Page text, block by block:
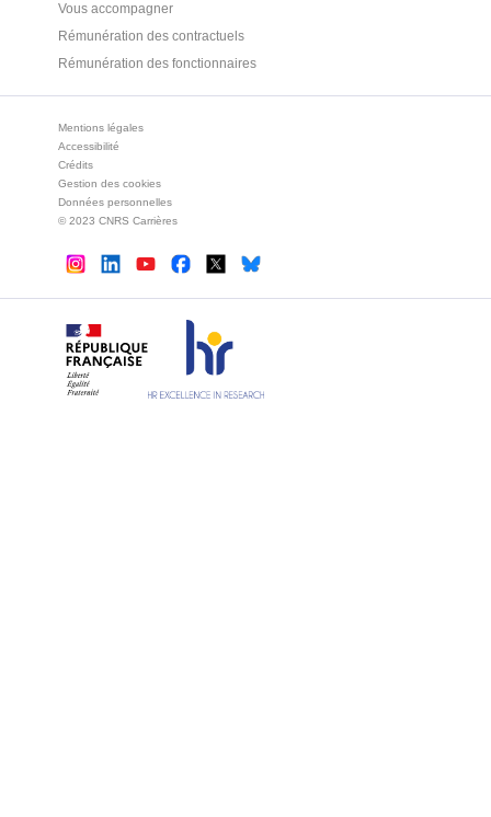
Vous accompagner
Rémunération des contractuels
Rémunération des fonctionnaires
© 2023 CNRS Carrières
Mentions légales
Accessibilité
Crédits
Gestion des cookies
Données personnelles